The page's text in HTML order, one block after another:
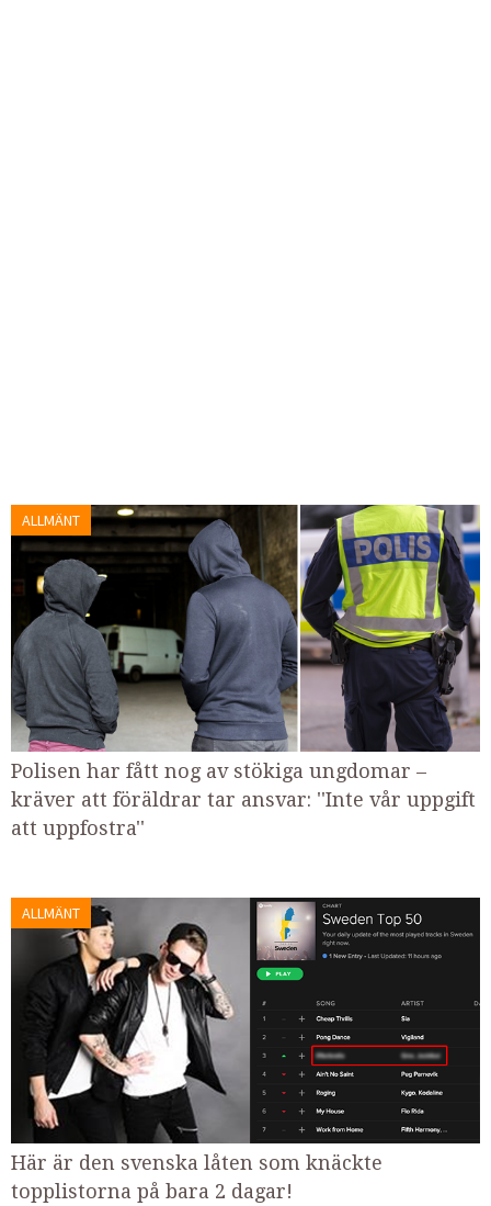
ALLMÄNT
Polisen har fått nog av stökiga ungdomar –
kräver att föräldrar tar ansvar: ''Inte vår uppgift
att uppfostra''
ALLMÄNT
Här är den svenska låten som knäckte
topplistorna på bara 2 dagar!